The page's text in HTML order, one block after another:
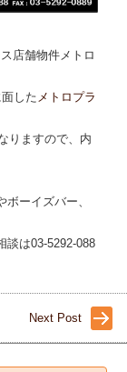
店舗物件メトロ
した メトロプラ
りますので、内
ーイズバー、
談は03-5292-088
Next Post